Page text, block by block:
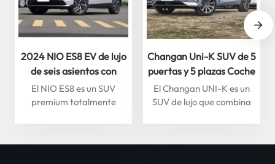
2024 NIO ES8 EV de lujo
de seis asientos con
conducción inteligente
Vehículo de nueva
El NIO ES8 es un SUV
premium totalmente
características
Changan Uni-K SUV de 5
puertas y 5 plazas Coche
de gasolina con vista
panorámica de 360
El Changan UNI-K es un
SUV de lujo que combina
Cuenta con un motor